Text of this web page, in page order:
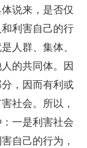
说来，是否仅
利害自己的行
人群、集体、
的共同体。因
，因而有利或
社会。所以，
一是利害社会
自己的行为，